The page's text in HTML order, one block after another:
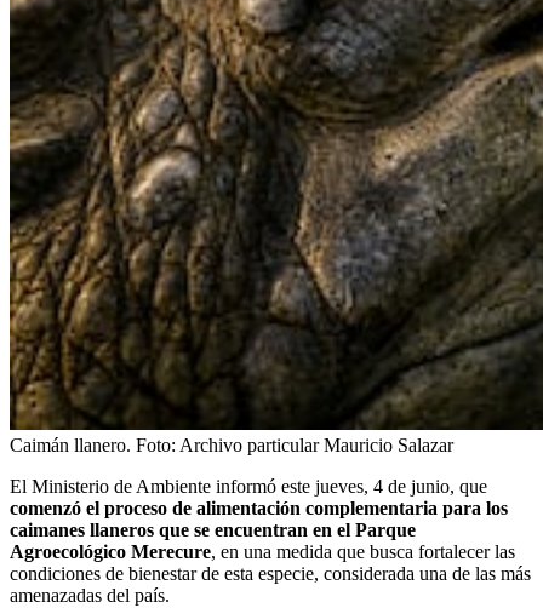
Caimán llanero. Foto: Archivo particular Mauricio Salazar
El Ministerio de Ambiente informó este jueves, 4 de junio, que
comenzó el proceso de alimentación complementaria para los
caimanes llaneros que se encuentran en el Parque
Agroecológico Merecure, en una medida que busca fortalecer las
condiciones de bienestar de esta especie, considerada una de las más
amenazadas del país.